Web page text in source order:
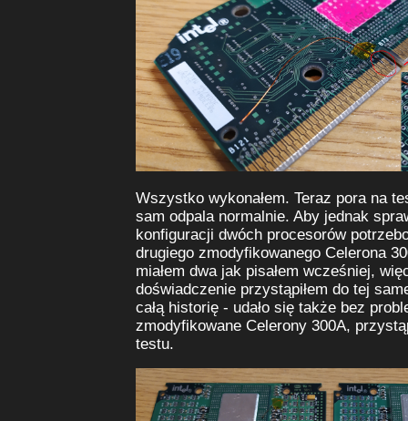
Wszystko wykonałem. Teraz pora na
sam odpala normalnie. Aby jednak
konfiguracji dwóch procesorów
drugiego zmodyfikowanego Celerona
miałem dwa jak pisałem wcześniej,
doświadczenie przystąpiłem do tej
całą historię - udało się także bez
zmodyfikowane Celerony 300A,
testu.